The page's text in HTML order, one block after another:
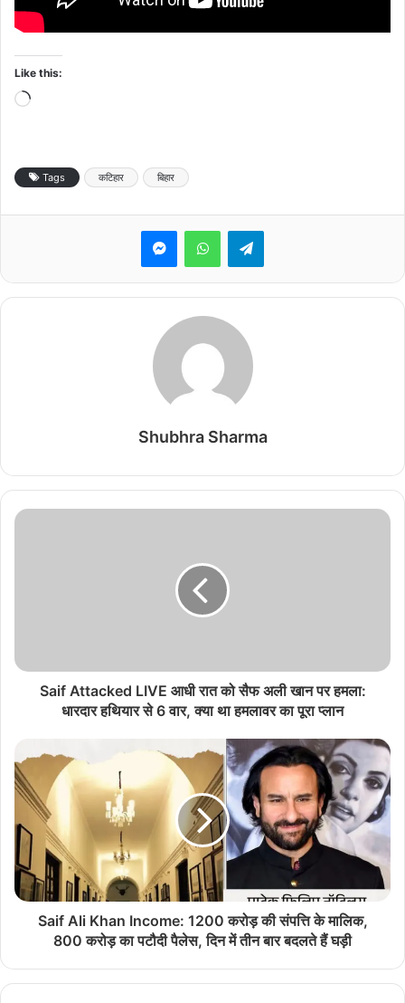
Like this:
Loading…
Tags कटिहार बिहार
MessengerWhatsAppTelegram
Shubhra Sharma
Saif Attacked LIVE आधी रात को सैफ अली खान पर हमला:
धारदार हथियार से 6 वार, क्या था हमलावर का पूरा प्लान
Saif Ali Khan Income: 1200 करोड़ की संपत्ति के मालिक,
800 करोड़ का पटौदी पैलेस, दिन में तीन बार बदलते हैं घड़ी